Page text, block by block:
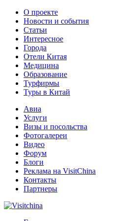
О проекте
Новости и события
Статьи
Интересное
Города
Отели Китая
Медицина
Образование
Турфирмы
Туры в Китай
Авиа
Услуги
Визы и посольства
Фотогалереи
Видео
Форум
Блоги
Реклама на VisitChina
Контакты
Партнеры